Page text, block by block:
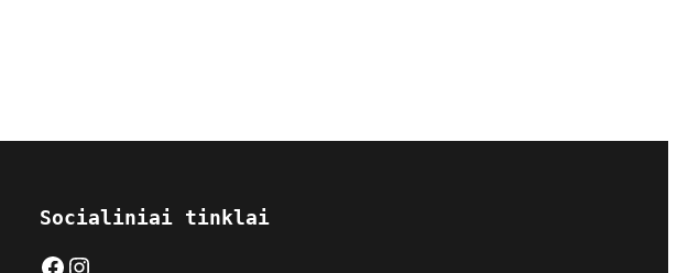
Socialiniai tinklai
Facebook Instagram